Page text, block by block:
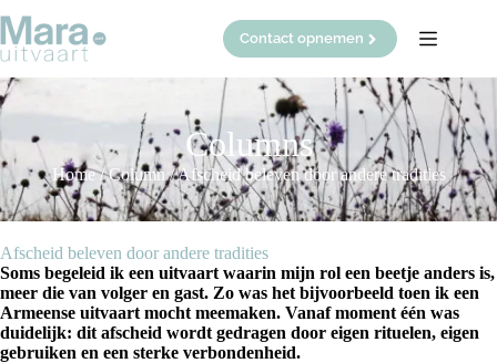
naar
de
inhoud
Contact opnemen
Columns
Home/Column/Afscheid beleven door andere tradities
Afscheid beleven door andere tradities
Soms begeleid ik een uitvaart waarin mijn rol een beetje anders is,
meer die van volger en gast. Zo was het bijvoorbeeld toen ik een
Armeense uitvaart mocht meemaken. Vanaf moment één was
duidelijk: dit afscheid wordt gedragen door eigen rituelen, eigen
gebruiken en een sterke verbondenheid.